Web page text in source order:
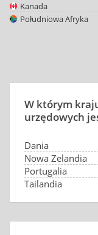
Kanada
Południowa Afryka
W którym
urzędowych
Dania
Nowa Zelandia
Portugalia
Tajlandia